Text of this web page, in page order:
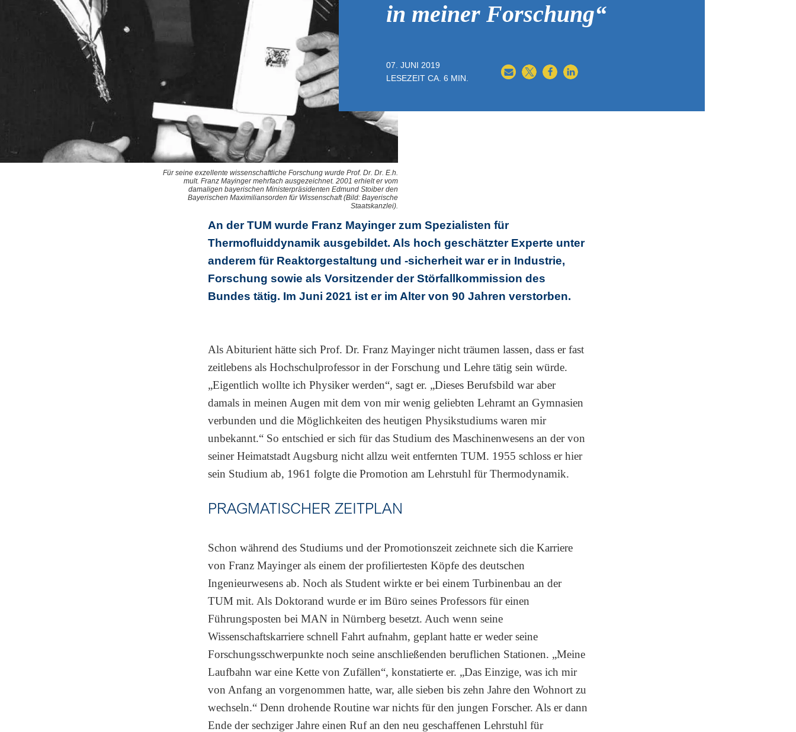
Für seine exzellente wissenschaftliche Forschung wurde Prof. Dr. Dr. E.h.
mult. Franz Mayinger mehrfach ausgezeichnet. 2001 erhielt er vom
damaligen bayerischen Ministerpräsidenten Edmund Stoiber den
Bayerischen Maximiliansorden für Wissenschaft (Bild: Bayerische
Staatskanzlei).
in meiner Forschung“
07. JUNI 2019
LESEZEIT CA. 6 MIN.
An der TUM wurde Franz Mayinger zum Spezialisten für
Thermofluiddynamik ausgebildet. Als hoch geschätzter Experte unter
anderem für Reaktorgestaltung und -sicherheit war er in Industrie,
Forschung sowie als Vorsitzender der Störfallkommission des
Bundes tätig. Im Juni 2021 ist er im Alter von 90 Jahren verstorben.
Als Abiturient hätte sich Prof. Dr. Franz Mayinger nicht träumen lassen, dass er fast
zeitlebens als Hochschulprofessor in der Forschung und Lehre tätig sein würde.
„Eigentlich wollte ich Physiker werden“, sagt er. „Dieses Berufsbild war aber
damals in meinen Augen mit dem von mir wenig geliebten Lehramt an Gymnasien
verbunden und die Möglichkeiten des heutigen Physikstudiums waren mir
unbekannt.“ So entschied er sich für das Studium des Maschinenwesens an der von
seiner Heimatstadt Augsburg nicht allzu weit entfernten TUM. 1955 schloss er hier
sein Studium ab, 1961 folgte die Promotion am Lehrstuhl für Thermodynamik.
PRAGMATISCHER ZEITPLAN
Schon während des Studiums und der Promotionszeit zeichnete sich die Karriere
von Franz Mayinger als einem der profiliertesten Köpfe des deutschen
Ingenieurwesens ab. Noch als Student wirkte er bei einem Turbinenbau an der
TUM mit. Als Doktorand wurde er im Büro seines Professors für einen
Führungsposten bei MAN in Nürnberg besetzt. Auch wenn seine
Wissenschaftskarriere schnell Fahrt aufnahm, geplant hatte er weder seine
Forschungsschwerpunkte noch seine anschließenden beruflichen Stationen. „Meine
Laufbahn war eine Kette von Zufällen“, konstatierte er. „Das Einzige, was ich mir
von Anfang an vorgenommen hatte, war, alle sieben bis zehn Jahre den Wohnort zu
wechseln.“ Denn drohende Routine war nichts für den jungen Forscher. Als er dann
Ende der sechziger Jahre einen Ruf an den neu geschaffenen Lehrstuhl für